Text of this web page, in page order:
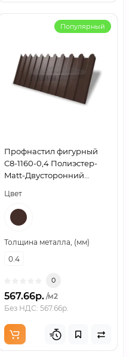
Популярный
Профнастил фигурный
C8-1160-0,4 Полиэстер-
Matt-Двусторонний
Цвет
Толщина металла, (мм)
0.4
0
567.66р. /м2
Без НДС: 567.66р.